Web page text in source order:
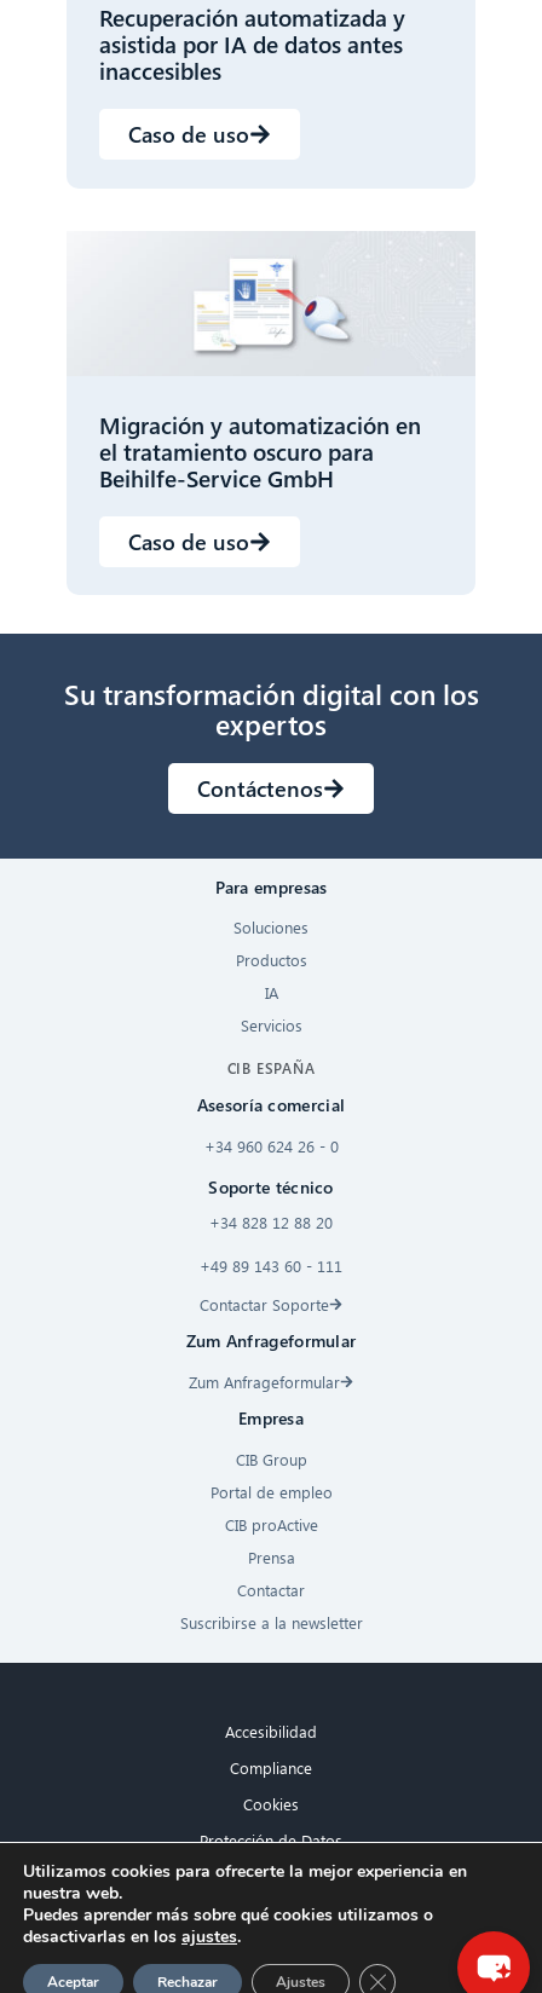
Recuperación automatizada y
asistida por IA de datos antes
inaccesibles
Caso de uso
Migración y automatización en
el tratamiento oscuro para
Beihilfe-Service GmbH
Caso de uso
Su transformación digital con los
expertos
Contáctenos
Para empresas
Soluciones
Productos
IA
Servicios
CIB ESPAÑA
Asesoría comercial
+34 960 624 26 - 0
Soporte técnico
+34 828 12 88 20
+49 89 143 60 - 111
Contactar Soporte
Zum Anfrageformular
Zum Anfrageformular
Empresa
CIB Group
Portal de empleo
CIB proActive
Prensa
Contactar
Suscribirse a la newsletter
Accesibilidad
Compliance
Cookies
Protección de Datos
Aviso legal
Utilizamos cookies para ofrecerte la mejor experiencia en
nuestra web.
Puedes aprender más sobre qué cookies utilizamos o
desactivarlas en los ajustes.
Aceptar Rechazar Ajustes Cerrar el banner de